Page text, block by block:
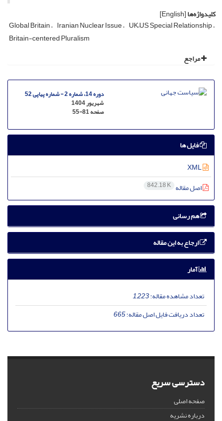
کلیدواژه‌ها[English]
Global Britain Iranian Nuclear Issue UK–US Special Relationship
Britain-centered Pluralism
مراجع
دوره 14، شماره 2 - شماره پیاپی 52
شهریور 1404
صفحه55-81
فایل ها
اصل مقاله 842.18 K
هم رسانی
ارجاع به این مقاله
آمار
تعداد مشاهده مقاله:1,223
تعداد دریافت فایل اصل مقاله:665
دسترسی سریع
صفحه اصلی
درباره نشریه